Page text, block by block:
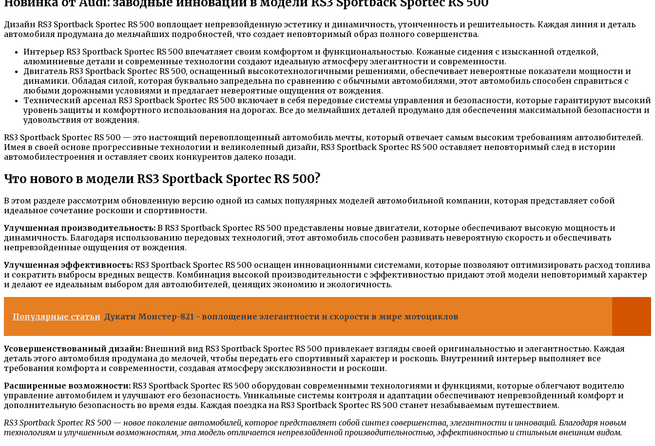
Дизайн RS3 Sportback Sportec RS 500 воплощает непревзойденную эстетику и динамичность, утонченность и решительность. Каждая линия и деталь
автомобиля продумана до мельчайших подробностей, что создает неповторимый образ полного совершенства.
Интерьер RS3 Sportback Sportec RS 500 впечатляет своим комфортом и функциональностью. Кожаные сидения с изысканной отделкой,
алюминиевые детали и современные технологии создают идеальную атмосферу элегантности и современности.
Двигатель RS3 Sportback Sportec RS 500, оснащенный высокотехнологичными решениями, обеспечивает невероятные показатели мощности и
динамики. Обладая силой, которая буквально запредельна по сравнению с обычными автомобилями, этот автомобиль способен справиться с
любыми дорожными условиями и предлагает невероятные ощущения от вождения.
Технический арсенал RS3 Sportback Sportec RS 500 включает в себя передовые системы управления и безопасности, которые гарантируют высокий
уровень защиты и комфортного использования на дорогах. Все до мельчайших деталей продумано для обеспечения максимальной безопасности и
удовольствия от вождения.
RS3 Sportback Sportec RS 500 — это настоящий перевоплощенный автомобиль мечты, который отвечает самым высоким требованиям автолюбителей.
Имея в своей основе прогрессивные технологии и великолепный дизайн, RS3 Sportback Sportec RS 500 оставляет неповторимый след в истории
автомобилестроения и оставляет своих конкурентов далеко позади.
Что нового в модели RS3 Sportback Sportec RS 500?
В этом разделе рассмотрим обновленную версию одной из самых популярных моделей автомобильной компании, которая представляет собой
идеальное сочетание роскоши и спортивности.
Улучшенная производительность: В RS3 Sportback Sportec RS 500 представлены новые двигатели, которые обеспечивают высокую мощность и
динамичность. Благодаря использованию передовых технологий, этот автомобиль способен развивать невероятную скорость и обеспечивать
непревзойденные ощущения от вождения.
Улучшенная эффективность: RS3 Sportback Sportec RS 500 оснащен инновационными системами, которые позволяют оптимизировать расход топлива
и сократить выбросы вредных веществ. Комбинация высокой производительности с эффективностью придают этой модели неповторимый характер
и делают ее идеальным выбором для автолюбителей, ценящих экономию и экологичность.
Популярные статьи Дукати Монстер-821 - воплощение элегантности и скорости в мире мотоциклов
Усовершенствованный дизайн: Внешний вид RS3 Sportback Sportec RS 500 привлекает взгляды своей оригинальностью и элегантностью. Каждая
деталь этого автомобиля продумана до мелочей, чтобы передать его спортивный характер и роскошь. Внутренний интерьер выполняет все
требования комфорта и современности, создавая атмосферу эксклюзивности и роскоши.
Расширенные возможности: RS3 Sportback Sportec RS 500 оборудован современными технологиями и функциями, которые облегчают водителю
управление автомобилем и улучшают его безопасность. Уникальные системы контроля и адаптации обеспечивают непревзойденный комфорт и
дополнительную безопасность во время езды. Каждая поездка на RS3 Sportback Sportec RS 500 станет незабываемым путешествием.
RS3 Sportback Sportec RS 500 — новое поколение автомобилей, которое представляет собой синтез совершенства, элегантности и инноваций. Благодаря новым
технологиям и улучшенным возможностям, эта модель отличается непревзойденной производительностью, эффективностью и стильным внешним видом.